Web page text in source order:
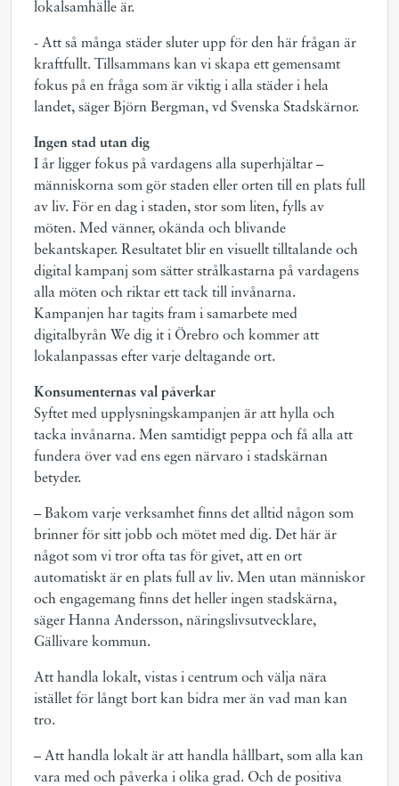
lokalsamhälle är.
- Att så många städer sluter upp för den här frågan är
kraftfullt. Tillsammans kan vi skapa ett gemensamt
fokus på en fråga som är viktig i alla städer i hela
landet, säger Björn Bergman, vd Svenska Stadskärnor.
Ingen stad utan dig
I år ligger fokus på vardagens alla superhjältar –
människorna som gör staden eller orten till en plats full
av liv. För en dag i staden, stor som liten, fylls av
möten. Med vänner, okända och blivande
bekantskaper. Resultatet blir en visuellt tilltalande och
digital kampanj som sätter strålkastarna på vardagens
alla möten och riktar ett tack till invånarna.
Kampanjen har tagits fram i samarbete med
digitalbyrån We dig it i Örebro och kommer att
lokalanpassas efter varje deltagande ort.
Konsumenternas val påverkar
Syftet med upplysningskampanjen är att hylla och
tacka invånarna. Men samtidigt peppa och få alla att
fundera över vad ens egen närvaro i stadskärnan
betyder.
– Bakom varje verksamhet finns det alltid någon som
brinner för sitt jobb och mötet med dig. Det här är
något som vi tror ofta tas för givet, att en ort
automatiskt är en plats full av liv. Men utan människor
och engagemang finns det heller ingen stadskärna,
säger Hanna Andersson, näringslivsutvecklare,
Gällivare kommun.
Att handla lokalt, vistas i centrum och välja nära
istället för långt bort kan bidra mer än vad man kan
tro.
– Att handla lokalt är att handla hållbart, som alla kan
vara med och påverka i olika grad. Och de positiva